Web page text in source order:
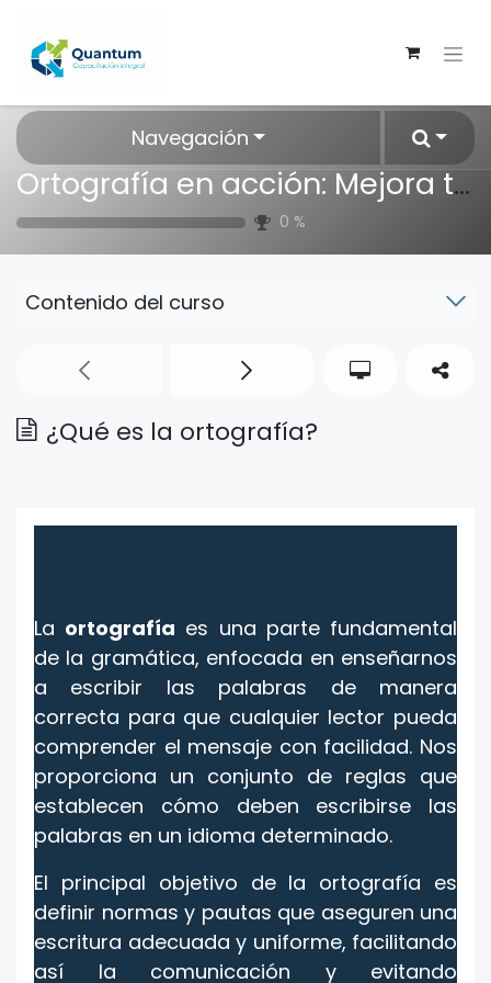
Navegación
Ortografía en acción: Mejora tu Escritura
0 %
Contenido del curso
¿Qué es la ortografía?
La ortografía es una parte fundamental
de la gramática, enfocada en enseñarnos
a escribir las palabras de manera
correcta para que cualquier lector pueda
comprender el mensaje con facilidad. Nos
proporciona un conjunto de reglas que
establecen cómo deben escribirse las
palabras en un idioma determinado.
El principal objetivo de la ortografía es
definir normas y pautas que aseguren una
escritura adecuada y uniforme, facilitando
así la comunicación y evitando